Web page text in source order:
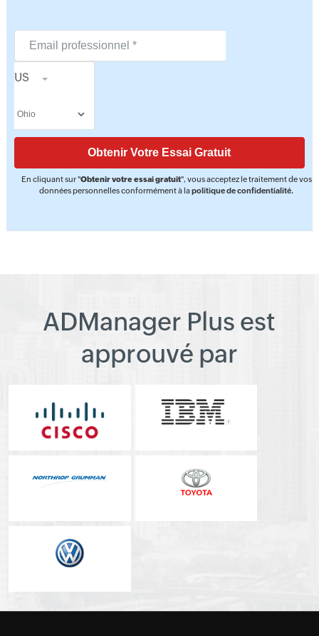
US
En cliquant sur "Obtenir votre essai gratuit", vous acceptez le traitement de vos
données personnelles conformément à lapolitique de confidentialité.
ADManager Plus est
approuvé par